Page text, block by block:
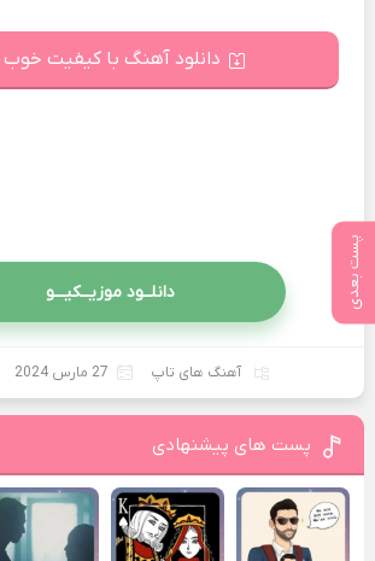
پست بعدی
دانلود آهنگ با کیفیت خوب 128
دانلــود موزیــکیـــو
آهنگ های تاپ 27 مارس 2024
پست های پیشنهادی